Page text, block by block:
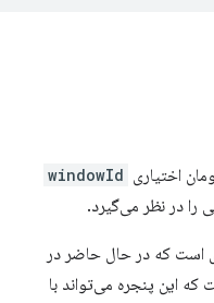
اختیاری windowId
در نظر می‌گیرد.
است که در حال حاضر در
این پنجره می‌تواند با